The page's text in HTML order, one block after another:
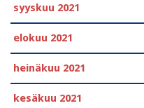
syyskuu 2021
elokuu 2021
heinäkuu 2021
kesäkuu 2021